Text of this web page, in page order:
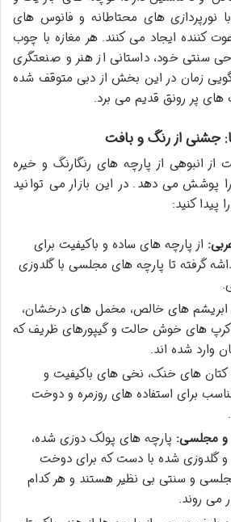
نورپردازی های محتاطانه و فانوس های
کننده ایجاد می کنند. هر مغازه با چوب
سنتی خود، داستانی از هنر و صنعتگری
گویی زمان در این بخش از دبی متوقف شده
های پر رونق قدیم می برد.
جشنی از رنگ و بافت
از انبوهی از پارچه های رنگارنگ و خیره
پوشش می دهد. در این بازار می توانید
را پیدا کنید:
از پارچه های ساده و باکیفیت برای
گرفته تا پارچه های مجلسی با گلدوزی
ابریشم های خالص، مخمل های درخشان،
های خوش حالت و گیپورهای ظریف که
وارد شده اند.
کتان های خنک، نخی های باکیفیت و
برای استفاده های روزمره و دوخت
و مجلسی: پارچه های پولک دوزی شده،
گلدوزی شده با دست که برای دوخت
و سنتی بی نظیر هستند و هر کدام
می روند.